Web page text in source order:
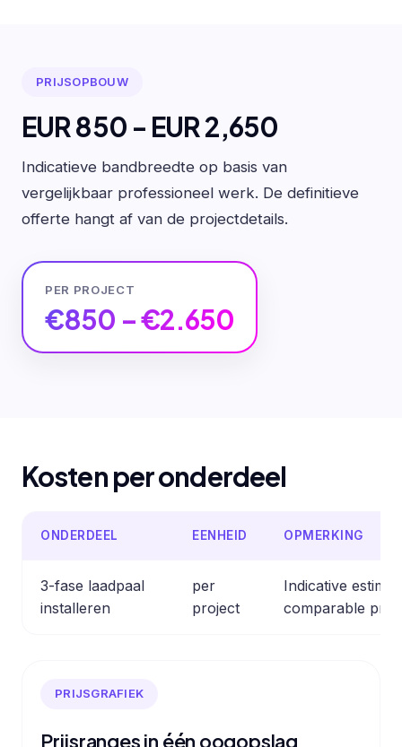
PRIJSOPBOUW
EUR 850 - EUR 2,650
Indicatieve bandbreedte op basis van
vergelijkbaar professioneel werk. De definitieve
offerte hangt af van de projectdetails.
PER PROJECT
€850 – €2.650
Kosten per onderdeel
ONDERDEEL EENHEID OPMERKING
3-fase laadpaal
installeren
per
project
Indicative
comparable
PRIJSGRAFIEK
Prijsranges in één oogopslag